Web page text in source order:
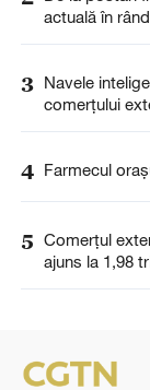
actuală în
3 Navele
comerțului
4 Farmecul
5 Comerțul
ajuns la 1,98